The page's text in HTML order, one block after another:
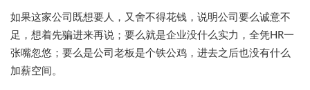
如果这家公司既想要人，又舍不得花钱，说明公司要么诚意不
足，想着先骗进来再说；要么就是企业没什么实力，全凭HR一
张嘴忽悠；要么是公司老板是个铁公鸡，进去之后也没有什么
加薪空间。